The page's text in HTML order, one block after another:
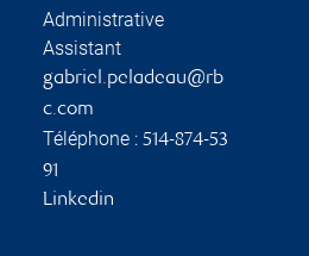
Administrative
Assistant
gabriel.peladeau@rb
c.com
Téléphone : 514-874-53
91
Linkedin